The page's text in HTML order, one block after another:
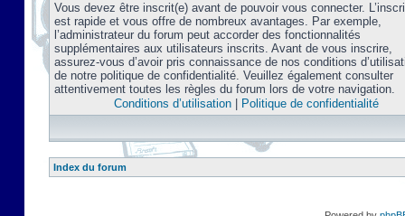
Vous devez être inscrit(e) avant de pouvoir vous connecter.
est rapide et vous offre de nombreux avantages. Par exemple,
l’administrateur du forum peut accorder des fonctionnalités
supplémentaires aux utilisateurs inscrits. Avant de vous inscrire,
assurez-vous d’avoir pris connaissance de nos conditions
de notre politique de confidentialité. Veuillez également consulter
attentivement toutes les règles du forum lors de votre navigation.
Conditions d’utilisation| Politique de confidentialité
Index du forum